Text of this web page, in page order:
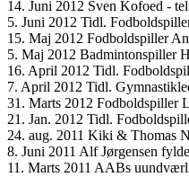
14. Juni 2012 Sven Kofoed -
5. Juni 2012 Tidl.
15. Maj 2012 Fodboldspiller
5. Maj 2012 Badmintonspiller
16. April 2012 Tidl.
7. April 2012 Tidl.
31. Marts 2012 Fodboldspiller
21. Jan. 2012 Tidl.
24. aug. 2011 Kiki & Thomas
8. Juni 2011 Alf Jørgensen
11. Marts 2011 AABs